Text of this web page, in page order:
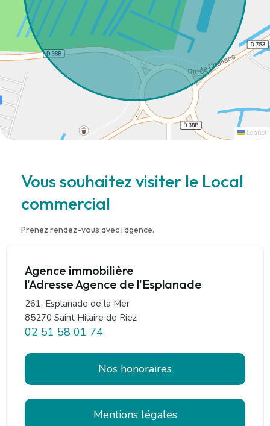
Leaflet
Vous souhaitez visiter le Local
commercial
Prenez rendez-vous avec l'agence.
Agence immobilière
l'Adresse Agence de l'Esplanade
261, Esplanade de la Mer
85270 Saint Hilaire de Riez
02 51 58 01 74
Nos honoraires
Mentions légales